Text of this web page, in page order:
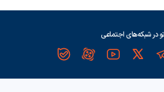
در شبکه‌های اجتماعی